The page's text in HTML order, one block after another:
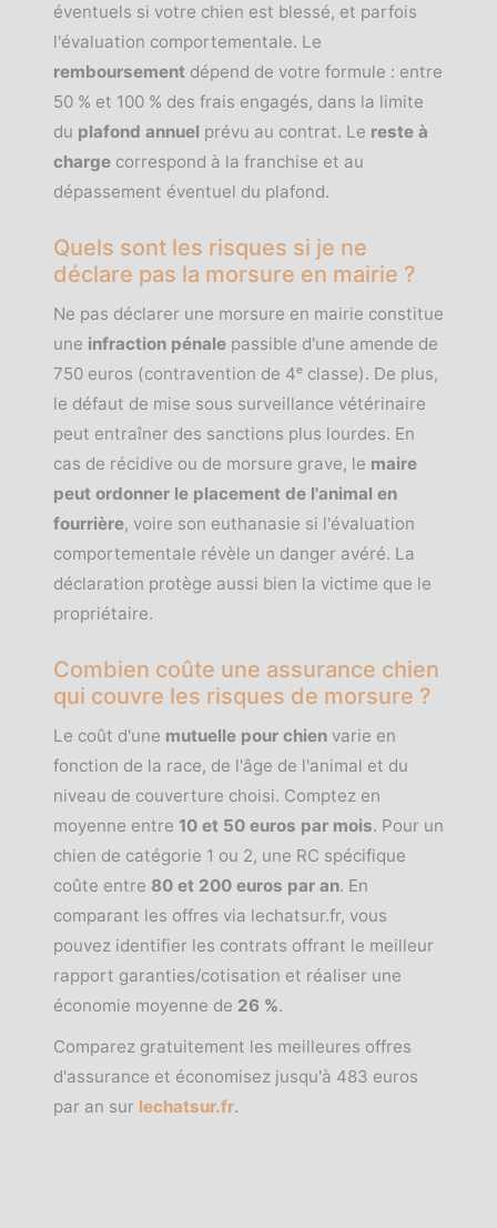
éventuels si votre chien est blessé, et parfois
l'évaluation comportementale. Le
remboursement dépend de votre formule : entre
50 % et 100 % des frais engagés, dans la limite
du plafond annuel prévu au contrat. Le reste à
charge correspond à la franchise et au
dépassement éventuel du plafond.
Quels sont les risques si je ne
déclare pas la morsure en mairie ?
Ne pas déclarer une morsure en mairie constitue
une infraction pénale passible d'une amende de
750 euros (contravention de 4ᵉ classe). De plus,
le défaut de mise sous surveillance vétérinaire
peut entraîner des sanctions plus lourdes. En
cas de récidive ou de morsure grave, le maire
peut ordonner le placement de l'animal en
fourrière, voire son euthanasie si l'évaluation
comportementale révèle un danger avéré. La
déclaration protège aussi bien la victime que le
propriétaire.
Combien coûte une assurance chien
qui couvre les risques de morsure ?
Le coût d'une mutuelle pour chien varie en
fonction de la race, de l'âge de l'animal et du
niveau de couverture choisi. Comptez en
moyenne entre 10 et 50 euros par mois. Pour un
chien de catégorie 1 ou 2, une RC spécifique
coûte entre 80 et 200 euros par an. En
comparant les offres via lechatsur.fr, vous
pouvez identifier les contrats offrant le meilleur
rapport garanties/cotisation et réaliser une
économie moyenne de 26 %.
Comparez gratuitement les meilleures offres
d'assurance et économisez jusqu'à 483 euros
par an sur lechatsur.fr.